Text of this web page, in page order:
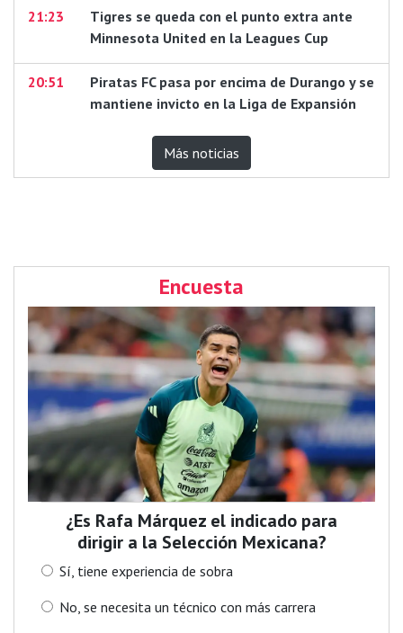
21:23
Tigres se queda con el punto extra ante
Minnesota United en la Leagues Cup
20:51
Piratas FC pasa por encima de Durango y se
mantiene invicto en la Liga de Expansión
Más noticias
Encuesta
¿Es Rafa Márquez el indicado para
dirigir a la Selección Mexicana?
Sí, tiene experiencia de sobra
No, se necesita un técnico con más carrera